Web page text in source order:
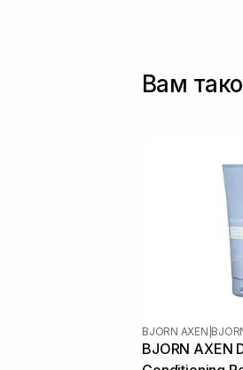
Вам
BJORN AXEN
BJORN AXEN